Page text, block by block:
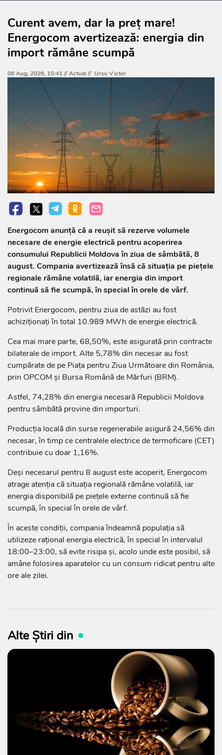
Curent avem, dar la preț mare!
Energocom avertizează: energia din
import rămâne scumpă
08 Aug. 2026, 15:41 //Actual// Ursu Victor
Energocom anunță că a reușit să rezerve volumele
necesare de energie electrică pentru acoperirea
consumului Republicii Moldova în ziua de sâmbătă, 8
august. Compania avertizează însă că situația pe piețele
regionale rămâne volatilă, iar energia din import
continuă să fie scumpă, în special în orele de vârf.
Potrivit Energocom, pentru ziua de astăzi au fost
achiziționați în total 10.989 MWh de energie electrică.
Cea mai mare parte, 68,50%, este asigurată prin contracte
bilaterale de import. Alte 5,78% din necesar au fost
cumpărate de pe Piața pentru Ziua Următoare din România,
prin OPCOM și Bursa Română de Mărfuri (BRM).
Astfel, 74,28% din energia necesară Republicii Moldova
pentru sâmbătă provine din importuri.
Producția locală din surse regenerabile asigură 24,56% din
necesar, în timp ce centralele electrice de termoficare (CET)
contribuie cu doar 1,16%.
Deși necesarul pentru 8 august este acoperit, Energocom
atrage atenția că situația regională rămâne volatilă, iar
energia disponibilă pe piețele externe continuă să fie
scumpă, în special în orele de vârf.
În aceste condiții, compania îndeamnă populația să
utilizeze rațional energia electrică, în special în intervalul
18:00–23:00, să evite risipa și, acolo unde este posibil, să
amâne folosirea aparatelor cu un consum ridicat pentru alte
ore ale zilei.
Alte Știri din